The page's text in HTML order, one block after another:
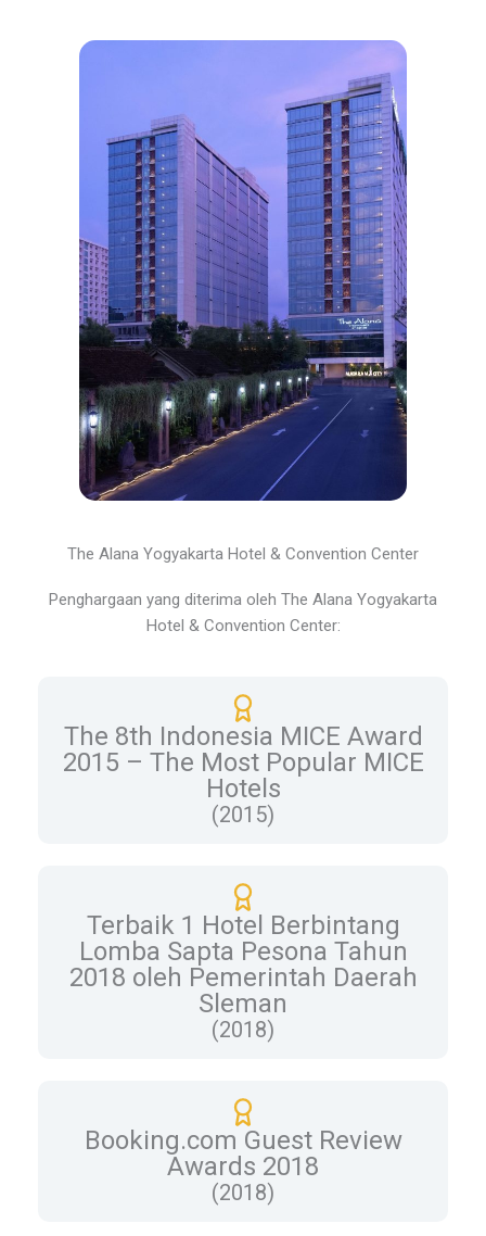
The Alana Yogyakarta Hotel & Convention Center
Penghargaan yang diterima oleh The Alana Yogyakarta
Hotel & Convention Center:
The 8th Indonesia MICE Award
2015 – The Most Popular MICE
Hotels
(2015)
Terbaik 1 Hotel Berbintang
Lomba Sapta Pesona Tahun
2018 oleh Pemerintah Daerah
Sleman
(2018)
Booking.com Guest Review
Awards 2018
(2018)